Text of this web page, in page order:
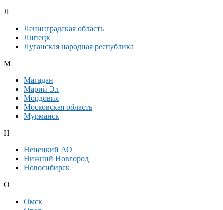
Л
Ленинградская область
Липецк
Луганская народная республика
М
Магадан
Марий Эл
Мордовия
Московская область
Мурманск
Н
Ненецкий АО
Нижний Новгород
Новосибирск
О
Омск